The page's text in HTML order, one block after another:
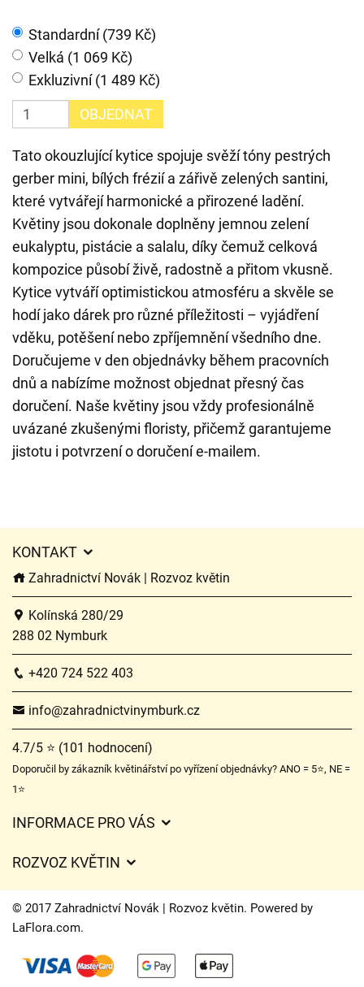
Standardní (739 Kč)
Velká (1 069 Kč)
Exkluzivní (1 489 Kč)
OBJEDNAT
Tato okouzlující kytice spojuje svěží tóny pestrých
gerber mini, bílých frézií a zářivě zelených santini,
které vytvářejí harmonické a přirozené ladění.
Květiny jsou dokonale doplněny jemnou zelení
eukalyptu, pistácie a salalu, díky čemuž celková
kompozice působí živě, radostně a přitom vkusně.
Kytice vytváří optimistickou atmosféru a skvěle se
hodí jako dárek pro různé příležitosti – vyjádření
vděku, potěšení nebo zpříjemnění všedního dne.
Doručujeme v den objednávky během pracovních
dnů a nabízíme možnost objednat přesný čas
doručení. Naše květiny jsou vždy profesionálně
uvázané zkušenými floristy, přičemž garantujeme
jistotu i potvrzení o doručení e-mailem.
KONTAKT
Zahradnictví Novák | Rozvoz květin
Kolínská 280/29
288 02 Nymburk
+420 724 522 403
info@zahradnictvinymburk.cz
4.7/5 ⭐ (101 hodnocení)
Doporučil by zákazník květinářství po vyřízení objednávky? ANO = 5⭐, NE =
1⭐
INFORMACE PRO VÁS
Často kladené dotazy
O nás
Časy doručení květin – přehled možností
ROZVOZ KVĚTIN
Ceny za doručení
Kam doručujeme květiny
Kontakt
© 2017 Zahradnictví Novák | Rozvoz květin. Powered by
LaFlora.com.